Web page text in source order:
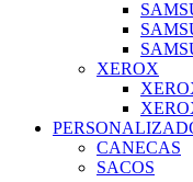
XEROX
CANECAS
SACOS